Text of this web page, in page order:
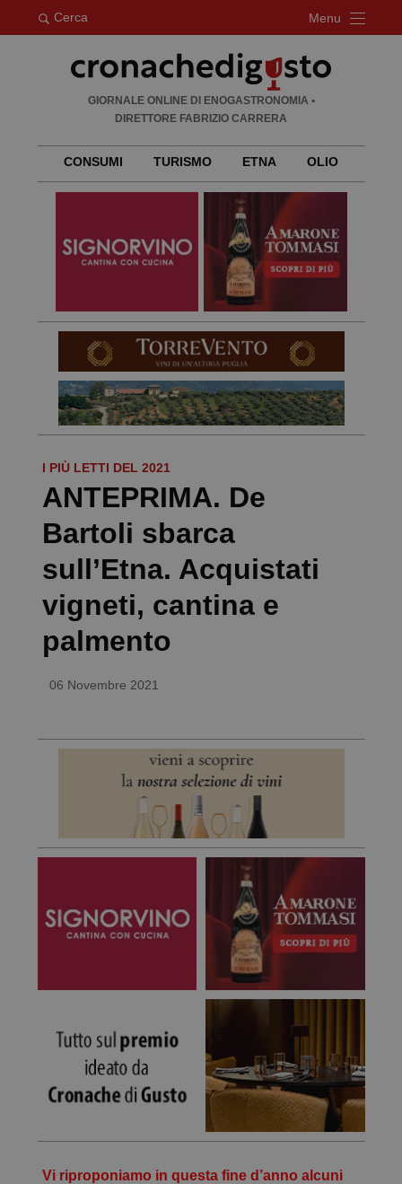
Cerca Menu
per:
GIORNALE ONLINE DI ENOGASTRONOMIA •
DIRETTORE FABRIZIO CARRERA
CONSUMI TURISMO ETNA OLIO
I PIÙ LETTI DEL 2021
ANTEPRIMA. De
Bartoli sbarca
sull’Etna. Acquistati
vigneti, cantina e
palmento
06 Novembre 2021
Vi riproponiamo in questa fine d’anno alcuni